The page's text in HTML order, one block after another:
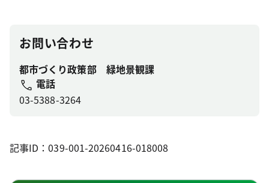
お問い合わせ
都市づくり政策部 緑地景観課
電話
03-5388-3264
記事ID：039-001-20260416-018008